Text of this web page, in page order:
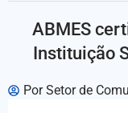
ABMES
Instituição
PorSetor de